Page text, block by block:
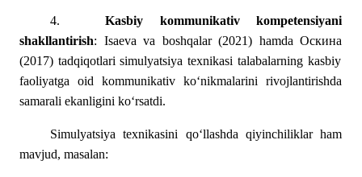
4.
Kasbiy kommunikativ kompetensiyani
shakllantirish: Isaeva va boshqalar (2021) hamda Oскина
(2017) tadqiqotlari simulyatsiya texnikasi talabalarning kasbiy
faoliyatga oid kommunikativ ko‘nikmalarini rivojlantirishda
samarali ekanligini ko‘rsatdi.
Simulyatsiya texnikasini qo‘llashda qiyinchiliklar ham
mavjud, masalan: